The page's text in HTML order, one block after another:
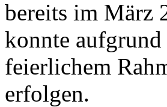
bereits im März
konnte
feierlichem
erfolgen.